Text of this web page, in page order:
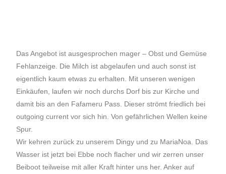
Das Angebot ist ausgesprochen mager – Obst und Gemüse
Fehlanzeige. Die Milch ist abgelaufen und auch sonst ist
eigentlich kaum etwas zu erhalten. Mit unseren wenigen
Einkäufen, laufen wir noch durchs Dorf bis zur Kirche und
damit bis an den Fafameru Pass. Dieser strömt friedlich bei
outgoing current vor sich hin. Von gefährlichen Wellen keine
Spur.
Wir kehren zurück zu unserem Dingy und zu MariaNoa. Das
Wasser ist jetzt bei Ebbe noch flacher und wir zerren unser
Beiboot teilweise mit aller Kraft hinter uns her. Anker auf